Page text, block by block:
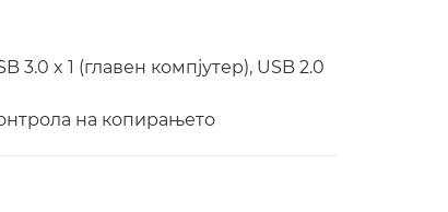
3.0 x 1 (главен компјутер), USB 2.0
на копирањето